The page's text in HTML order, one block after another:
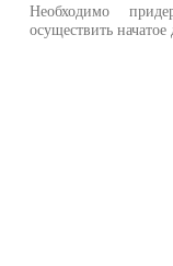
Необходимо
осуществить